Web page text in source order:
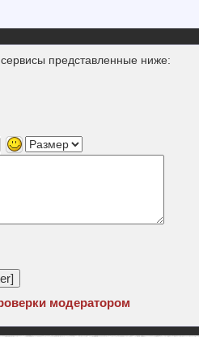
представленные ниже:
модератором